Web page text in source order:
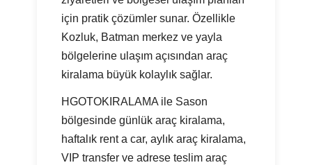
için pratik çözümler sunar. Özellikle
Kozluk, Batman merkez ve yayla
bölgelerine ulaşım açısından araç
kiralama büyük kolaylık sağlar.
HGOTOKIRALAMA ile Sason
bölgesinde günlük araç kiralama,
haftalık rent a car, aylık araç kiralama,
VIP transfer ve adrese teslim araç